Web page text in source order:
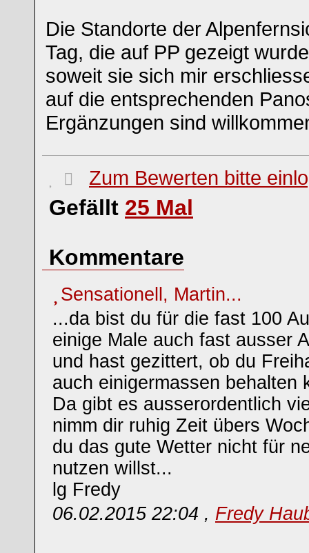
Die Standorte der
Tag, die auf PP gezeigt
soweit sie sich mir
auf die entsprechenden
Ergänzungen sind
Zum Bewerten bitte
Gefällt 25 Mal
Kommentare
Sensationell, Martin...
...da bist du für die fast 100
einige Male auch fast ausser
und hast gezittert, ob du
auch einigermassen behalten
Da gibt es ausserordentlich
nimm dir ruhig Zeit übers
du das gute Wetter nicht für
nutzen willst...
lg Fredy
06.02.2015 22:04 , Fredy